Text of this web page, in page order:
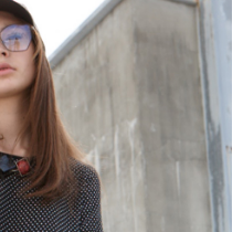
用戶可立即使用無須另外申請。
成立後會自動跳轉到大哥付的交易
數、繳款截止日，確認付款後即完
依後續交易確認頁面所載為準。
或遇審核未通過，訂單將自動取
未達大哥付你分期系統評分，恕無
分期」於每月結算日後寄送繳費提
款」的支付方式。 讓您購物簡單
需儲值。
可結帳。
。
)免運費